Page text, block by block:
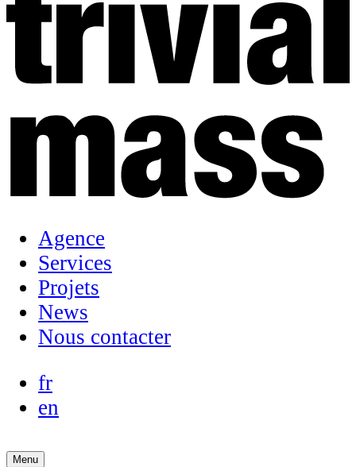
Agence
Services
Projets
News
Nous contacter
fr
en
Menu